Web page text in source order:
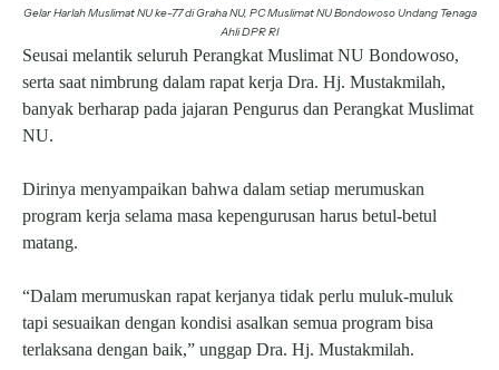
Gelar Harlah Muslimat NU ke-77 di Graha NU, PC Muslimat NU Bondowoso Undang Tenaga
Ahli DPR RI
Seusai melantik seluruh Perangkat Muslimat NU Bondowoso,
serta saat nimbrung dalam rapat kerja Dra. Hj. Mustakmilah,
banyak berharap pada jajaran Pengurus dan Perangkat Muslimat
NU.
Dirinya menyampaikan bahwa dalam setiap merumuskan
program kerja selama masa kepengurusan harus betul-betul
matang.
“Dalam merumuskan rapat kerjanya tidak perlu muluk-muluk
tapi sesuaikan dengan kondisi asalkan semua program bisa
terlaksana dengan baik,” unggap Dra. Hj. Mustakmilah.